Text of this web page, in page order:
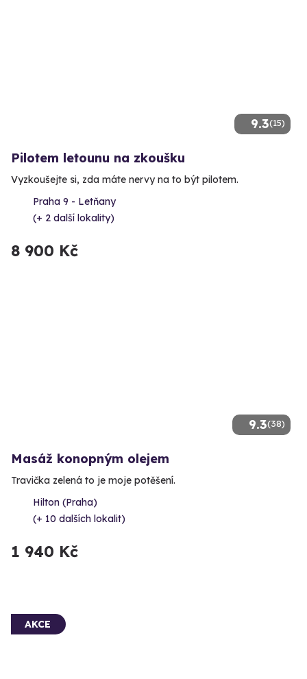
9.3(15)
Pilotem letounu na zkoušku
Vyzkoušejte si, zda máte nervy na to být pilotem.
Praha 9 - Letňany
(+ 2 další lokality)
8 900 Kč
9.3(38)
Masáž konopným olejem
Travička zelená to je moje potěšení.
Hilton (Praha)
(+ 10 dalších lokalit)
1 940 Kč
AKCE